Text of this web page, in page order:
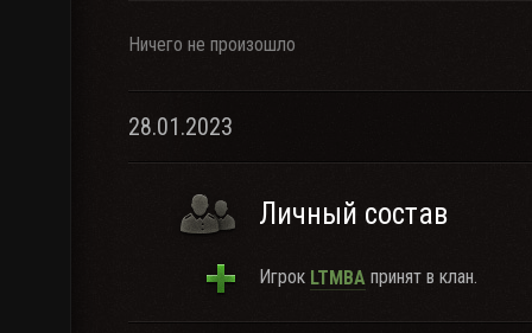
Ничего не произошло
28.01.2023
Личный состав
Игрок LTMBA принят в клан.